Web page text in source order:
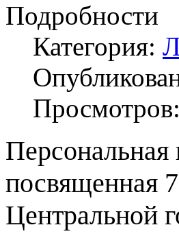
Подробности
Категория:
посвященная
Центральной